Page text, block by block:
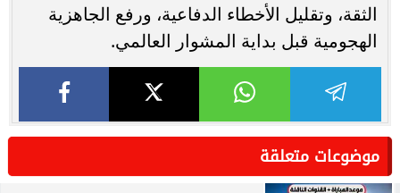
الثقة، وتقليل الأخطاء الدفاعية، ورفع الجاهزية
الهجومية قبل بداية المشوار العالمي.
موضوعات متعلقة